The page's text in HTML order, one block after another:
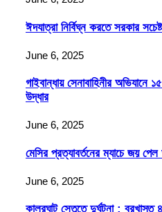
ঈদযাত্রা নির্বিঘ্ন করতে সরকার
June 6, 2025
গাইবান্ধায় সেনাবাহিনীর অভিযানে
উদ্ধার
June 6, 2025
মেসির প্রত্যাবর্তনের ম্যাচে জয় পেল
June 6, 2025
কালুরঘাট সেতুতে দুর্ঘটনা : বরখাস্ত